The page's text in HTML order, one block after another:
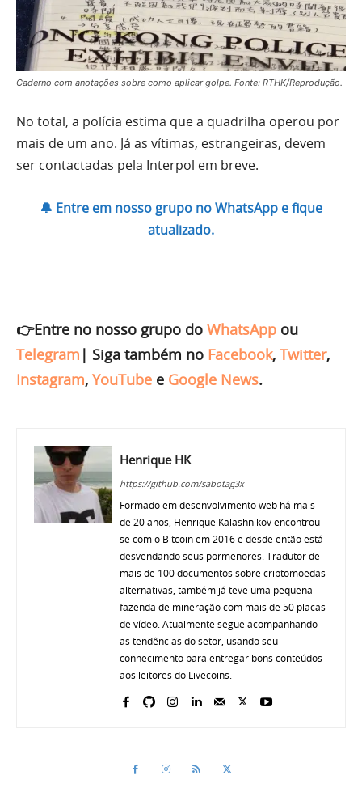
Caderno com anotações sobre como aplicar golpe. Fonte: RTHK/Reprodução.
No total, a polícia estima que a quadrilha operou por
mais de um ano. Já as vítimas, estrangeiras, devem
ser contactadas pela Interpol em breve.
🔔 Entre em nosso grupo no WhatsApp e fique
atualizado.
👉Entre no nosso grupo do WhatsApp ou
Telegram | Siga também no Facebook, Twitter,
Instagram, YouTube e Google News.
Henrique HK
https://github.com/sabotag3x
Formado em desenvolvimento web há mais
de 20 anos, Henrique Kalashnikov encontrou-
se com o Bitcoin em 2016 e desde então está
desvendando seus pormenores. Tradutor de
mais de 100 documentos sobre criptomoedas
alternativas, também já teve uma pequena
fazenda de mineração com mais de 50 placas
de vídeo. Atualmente segue acompanhando
as tendências do setor, usando seu
conhecimento para entregar bons conteúdos
aos leitores do Livecoins.